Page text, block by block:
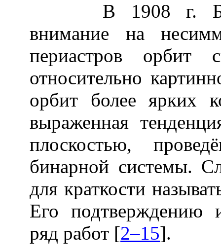
В 1908 г.
внимание на
периастров орбит
относительно
орбит более ярких
выраженная
плоскостью,
бинарной системы.
для краткости
Его подтверждению
ряд работ [2–15].